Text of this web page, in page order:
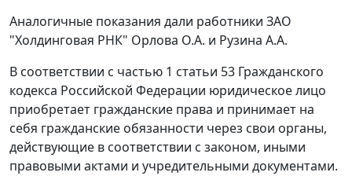
Аналогичные показания дали работники ЗАО
"Холдинговая РНК" Орлова О.А. и Рузина А.А.
В соответствии с частью 1 статьи 53 Гражданского
кодекса Российской Федерации юридическое лицо
приобретает гражданские права и принимает на
себя гражданские обязанности через свои органы,
действующие в соответствии с законом, иными
правовыми актами и учредительными документами.